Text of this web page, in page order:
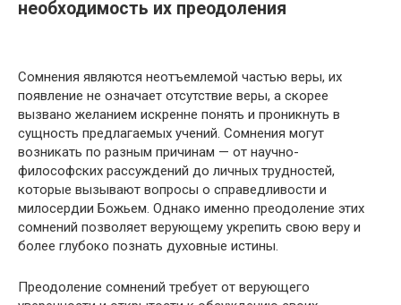
необходимость их преодоления
Сомнения являются неотъемлемой частью веры, их
появление не означает отсутствие веры, а скорее
вызвано желанием искренне понять и проникнуть в
сущность предлагаемых учений. Сомнения могут
возникать по разным причинам — от научно-
философских рассуждений до личных трудностей,
которые вызывают вопросы о справедливости и
милосердии Божьем. Однако именно преодоление этих
сомнений позволяет верующему укрепить свою веру и
более глубоко познать духовные истины.
Преодоление сомнений требует от верующего